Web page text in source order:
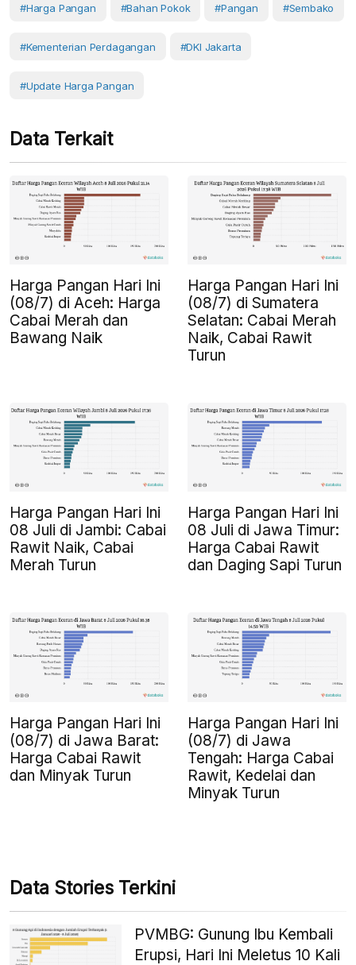
#Harga Pangan #Bahan Pokok #Pangan #Sembako
#Kementerian Perdagangan #DKI Jakarta
#Update Harga Pangan
Data Terkait
Harga Pangan Hari Ini
(08/7) di Aceh: Harga
Cabai Merah dan
Bawang Naik
Harga Pangan Hari Ini
(08/7) di Sumatera
Selatan: Cabai Merah
Naik, Cabai Rawit
Turun
Harga Pangan Hari Ini
08 Juli di Jambi: Cabai
Rawit Naik, Cabai
Merah Turun
Harga Pangan Hari Ini
08 Juli di Jawa Timur:
Harga Cabai Rawit
dan Daging Sapi Turun
Harga Pangan Hari Ini
(08/7) di Jawa Barat:
Harga Cabai Rawit
dan Minyak Turun
Harga Pangan Hari Ini
(08/7) di Jawa
Tengah: Harga Cabai
Rawit, Kedelai dan
Minyak Turun
Data Stories Terkini
PVMBG: Gunung Ibu Kembali
Erupsi, Hari Ini Meletus 10 Kali